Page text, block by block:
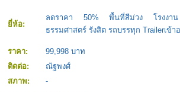
ยี่ห้อ:
ลดราคา 50% พื้นที่สีม่วง โรงงา
ธรรมศาสตร์ รังสิต รถบรรทุก Trailerเข้า
ราคา: 99,998 บาท
ติดต่อ:
ณัฐพงศ์
สภาพ:
-